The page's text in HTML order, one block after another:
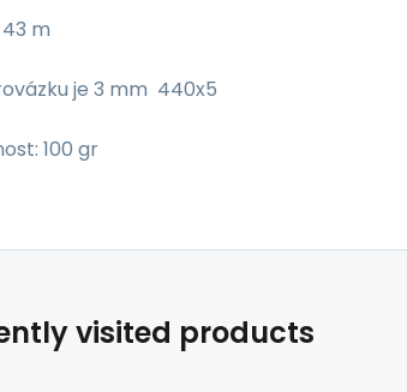
m
je 3 mm 440x5
100 gr
visited products